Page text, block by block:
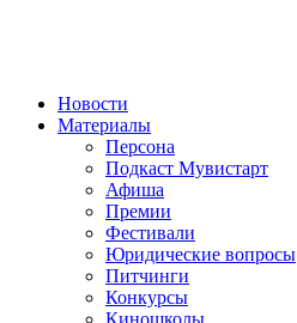
Новости
Материалы
Персона
Подкаст Мувистарт
Афиша
Премии
Фестивали
Юридические вопросы
Питчинги
Конкурсы
Киношколы